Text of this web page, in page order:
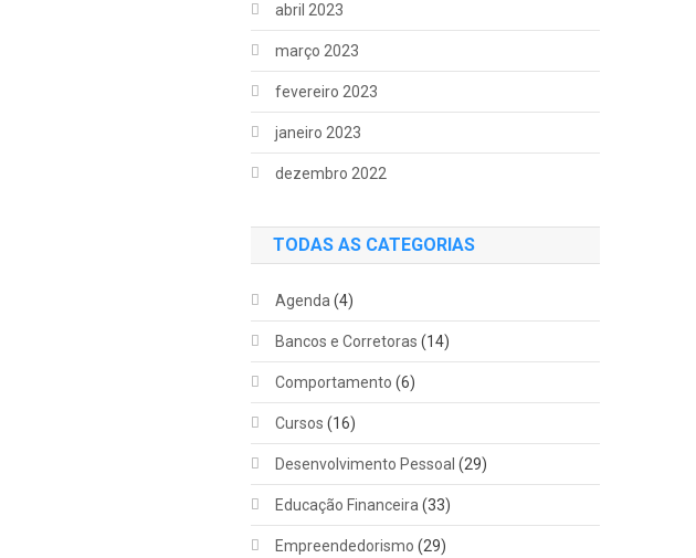
abril 2023
março 2023
fevereiro 2023
janeiro 2023
dezembro 2022
TODAS AS CATEGORIAS
Agenda (4)
Bancos e Corretoras (14)
Comportamento (6)
Cursos (16)
Desenvolvimento Pessoal (29)
Educação Financeira (33)
Empreendedorismo (29)